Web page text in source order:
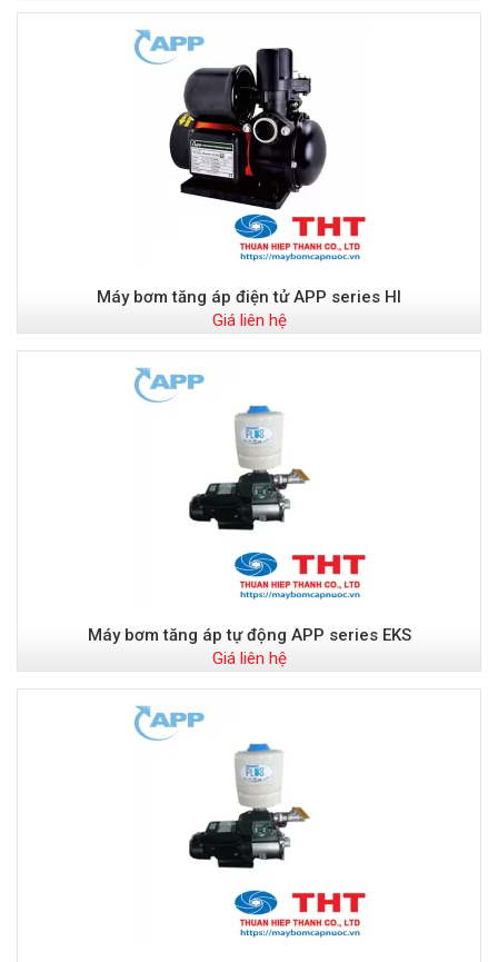
Máy bơm tăng áp điện tử APP series HI
Giá liên hệ
Máy bơm tăng áp tự động APP series EKS
Giá liên hệ